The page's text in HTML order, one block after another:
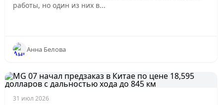
работы, но один из них в...
Анна Белова
31 июл 2026